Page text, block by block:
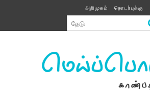
content
அறிமுகம் தொடர்புக்கு